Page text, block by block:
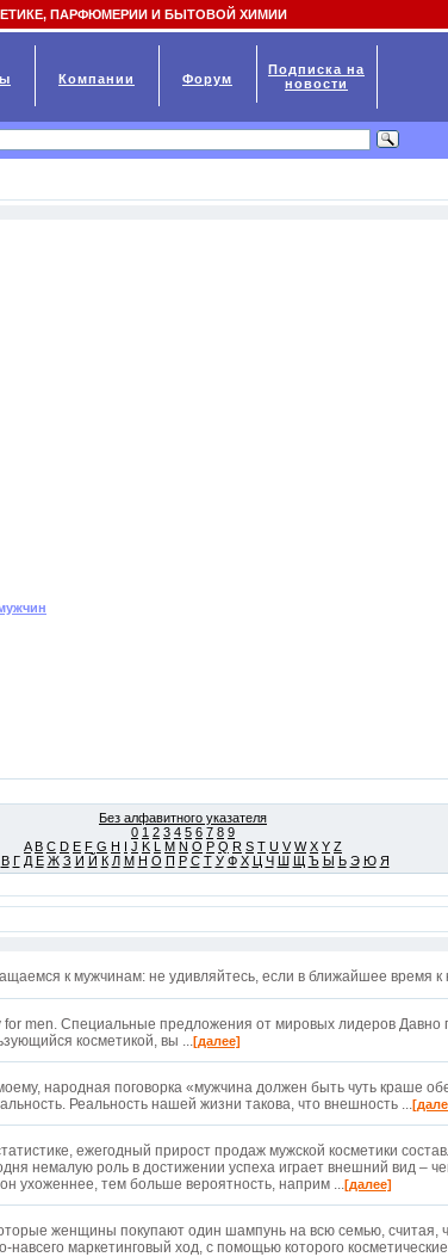
Без алфавитного указателя
0 1 2 3 4 5 6 7 8 9
A B C D E F G H I J K L M N O P Q R S T U V W X Y Z
В Г Д Е Ж З И Й К Л М Н О П Р С Т У Ф Х Ц Ч Ш Щ Ъ Ы Ь Э Ю Я
к мужчинам: не удивляйтесь, если в ближайшее время к
for men. Специальные предложения от мировых лидеров Давно
косметикой, вы ...[далее]
народная поговорка «мужчина должен быть чуть краше
Реальность нашей жизни такова, что внешность ...
ежегодный прирост продаж мужской косметики
немалую роль в достижении успеха играет внешний вид –
ухоженнее, тем больше вероятность, наприм ...[далее]
женщины покупают один шампунь на всю семью, считая,
навсего маркетинговый ход, с помощью которого
ПАРФЮМЕРИИ И БЫТОВОЙ ХИМИИ
Компании Форум
Подписка на
новости